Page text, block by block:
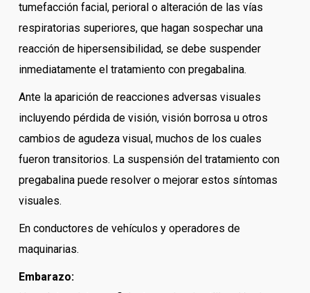
tumefacción facial, perioral o alteración de las vías
respiratorias superiores, que hagan sospechar una
reacción de hipersensibilidad, se debe suspender
inmediatamente el tratamiento con pregabalina.
Ante la aparición de reacciones adversas visuales
incluyendo pérdida de visión, visión borrosa u otros
cambios de agudeza visual, muchos de los cuales
fueron transitorios. La suspensión del tratamiento con
pregabalina puede resolver o mejorar estos síntomas
visuales.
En conductores de vehículos y operadores de
maquinarias.
Embarazo: